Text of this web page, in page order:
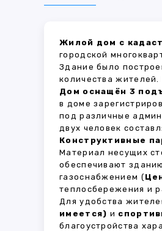
Жилой дом с
городской
Здание было
количества жителей.
Дом оснащён 3
в доме
под различные
двух человек
Конструктивные
Материал несущих
обеспечивают
газоснабжением (
теплосбережения и
Для удобства
имеется) и
благоустройства